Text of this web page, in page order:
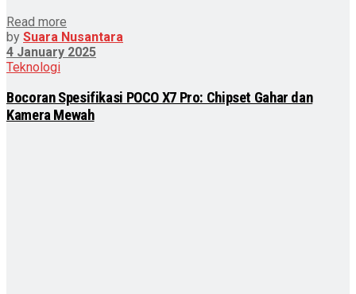
Read more
by Suara Nusantara
4 January 2025
Teknologi
Bocoran Spesifikasi POCO X7 Pro: Chipset Gahar dan
Kamera Mewah